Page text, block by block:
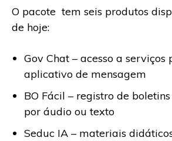
O pacote tem seis produtos
de hoje:
Gov Chat – acesso a serviços
aplicativo de mensagem
BO Fácil – registro de
por áudio ou texto
Seduc IA – materiais